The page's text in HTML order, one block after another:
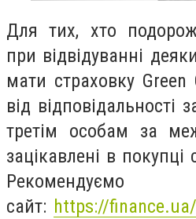
Для тих, хто
при відвідуванні
мати страховку Green
від відповідальності
третім особам за
зацікавлені в покупці
сайт: https://